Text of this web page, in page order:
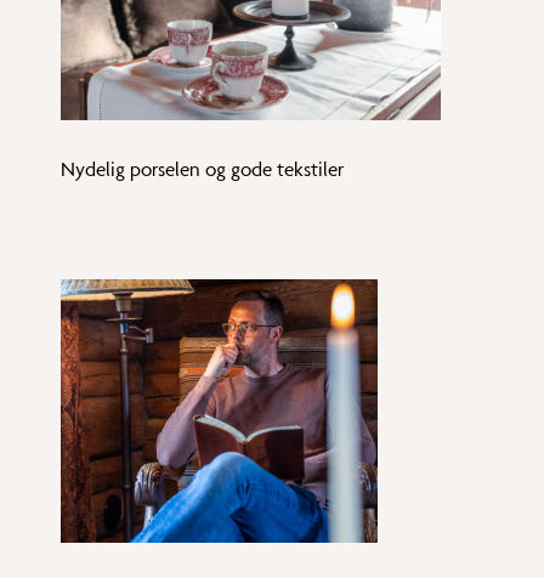
Nydelig porselen og gode tekstiler